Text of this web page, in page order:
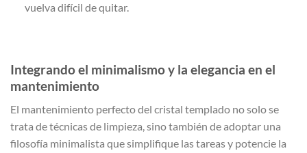
vuelva difícil de quitar.
Integrando el minimalismo y la elegancia en el
mantenimiento
El mantenimiento perfecto del cristal templado no solo se
trata de técnicas de limpieza, sino también de adoptar una
filosofía minimalista que simplifique las tareas y potencie la